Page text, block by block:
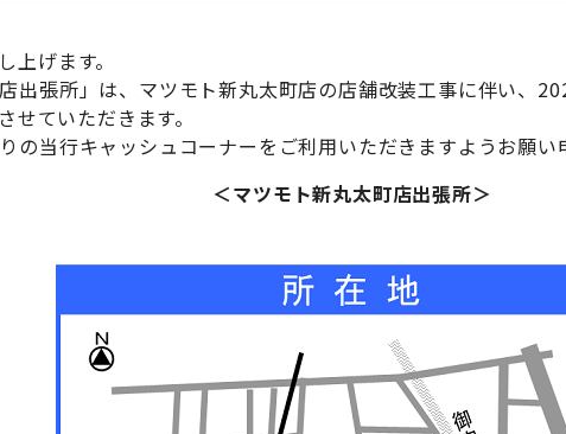
げます。
出張所」は、マツモト新丸太町店の店舗改装工事に伴い、
ていただきます。
の当行キャッシュコーナーをご利用いただきますようお願い
＜マツモト新丸太町店出張所＞